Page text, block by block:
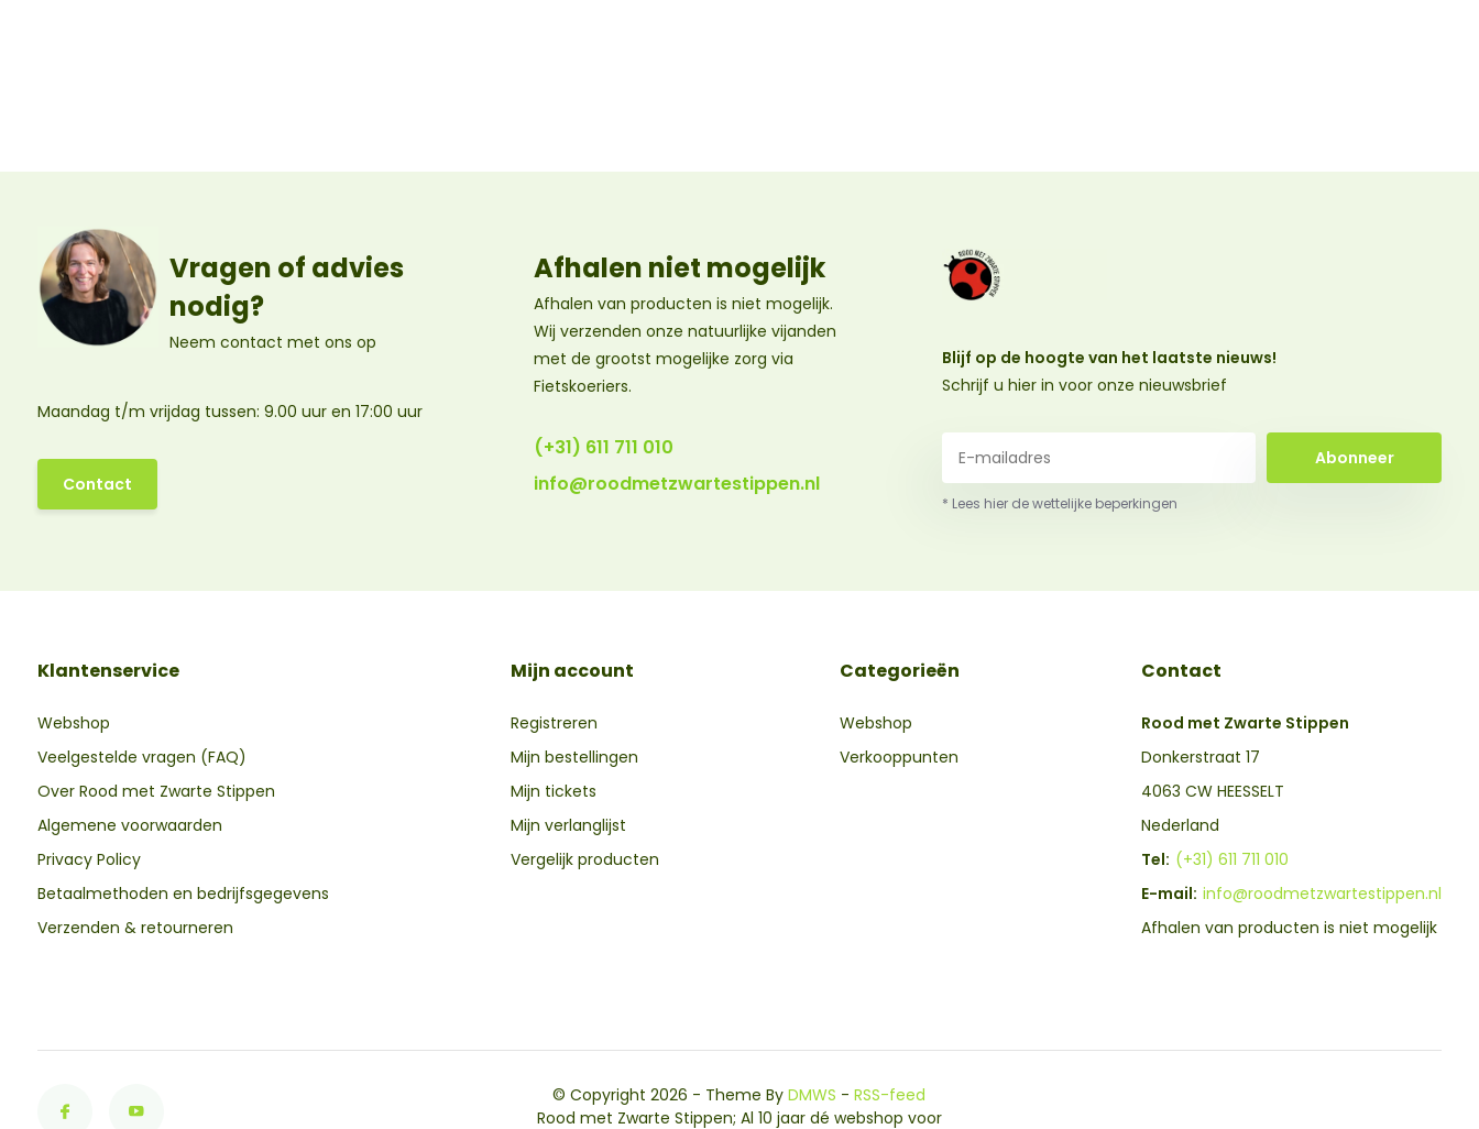
Vragen of advies
nodig?
Neem contact met ons op
Maandag t/m vrijdag tussen: 9.00 uur en 17:00 uur
Contact
Afhalen niet mogelijk
Afhalen van producten is niet mogelijk.
Wij verzenden onze natuurlijke vijanden
met de grootst mogelijke zorg via
Fietskoeriers.
(+31) 611 711 010
info@roodmetzwartestippen.nl
Blijf op de hoogte van het laatste nieuws!
Schrijf u hier in voor onze nieuwsbrief
Abonneer
* Lees hier de wettelijke beperkingen
Klantenservice
Webshop
Veelgestelde vragen (FAQ)
Over Rood met Zwarte Stippen
Algemene voorwaarden
Privacy Policy
Betaalmethoden en bedrijfsgegevens
Verzenden & retourneren
Mijn account
Registreren
Mijn bestellingen
Mijn tickets
Mijn verlanglijst
Vergelijk producten
Categorieën
Webshop
Verkooppunten
Contact
Rood met Zwarte Stippen
Donkerstraat 17
4063 CW HEESSELT
Nederland
Tel: (+31) 611 711 010
E-mail: info@roodmetzwartestippen.nl
Afhalen van producten is niet mogelijk
© Copyright 2026 - Theme ByDMWS -RSS-feed
Rood met Zwarte Stippen; Al 10 jaar dé webshop voor